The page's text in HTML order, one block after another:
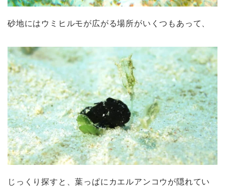
砂地にはウミヒルモが広がる場所がいくつもあって、
じっくり探すと、葉っぱにカエルアンコウが隠れてい